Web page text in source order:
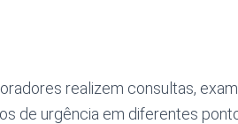
realizem consultas,
de urgência em diferentes